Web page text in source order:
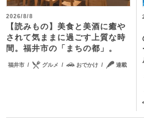
2026/8/8
【読みもの】美食と美酒に癒や
されて気ままに過ごす上質な時
間。福井市の「まちの都」。
福井市 グルメ おでかけ 連載